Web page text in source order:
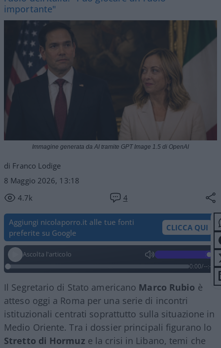
importante"
di Franco Lodige
8 Maggio 2026, 13:18
4.7k
4
Immagine generata da AI tramite GPT Image 1.5 di OpenAI
Aggiungi nicolaporro.it alle tue fonti
preferite su Google
CLICCA QUI
Ascolta l'articolo
0:00/--:--
Il Segretario di Stato americano Marco Rubio è
atteso oggi a Roma per una serie di incontri
istituzionali centrati soprattutto sulla situazione in
Medio Oriente. Tra i dossier principali figurano lo
Stretto di Hormuz e la crisi in Libano, temi che